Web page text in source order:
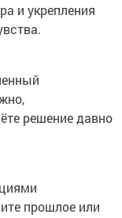
и укрепления
решение давно
прошлое или